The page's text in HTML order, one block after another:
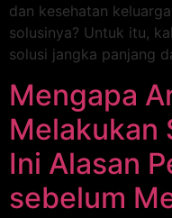
dan kesehatan
solusinya? Untuk itu,
solusi jangka panjang
Mengapa
Melakukan
Ini Alasan
sebelum